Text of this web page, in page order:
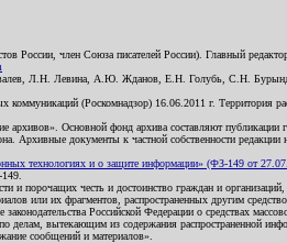
России, член Союза писателей России). Главный
Л.Н. Левина, А.Ю. Жданов, Е.Н. Голубь, С.Н.
(Роскомнадзор) 16.06.2011 г. Территория
архивов». Основной фонд архива составляют публикации
документы к частной собственности редакции
технологиях и о защите информации» (ФЗ-149 от
и порочащих честь и достоинство граждан и
или их фрагментов, распространенных другим
Российской Федерации о средствах
вытекающим из содержания распространенной
сообщений и материалов».